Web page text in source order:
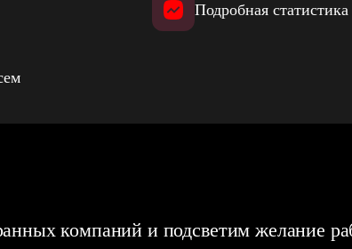
Подробная
компаний и подсветим желание